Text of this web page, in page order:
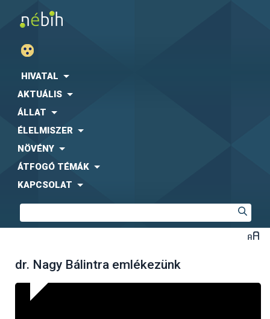
HIVATAL
AKTUÁLIS
ÁLLAT
ÉLELMISZER
NÖVÉNY
ÁTFOGÓ TÉMÁK
KAPCSOLAT
dr. Nagy Bálintra emlékezünk